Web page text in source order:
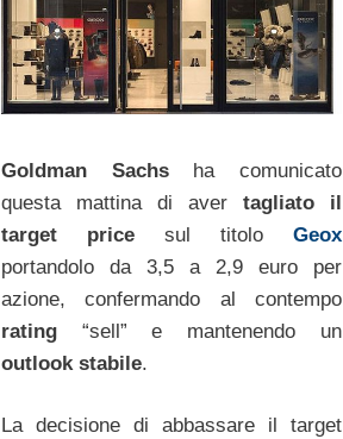
Goldman Sachsha comunicato
questa mattina di aver tagliato il
target pricesul titolo Geox
portandolo da 3,5 a 2,9 euro per
azione, confermando al contempo
rating“sell” e mantenendo un
outlook stabile.
La decisione di abbassare il target